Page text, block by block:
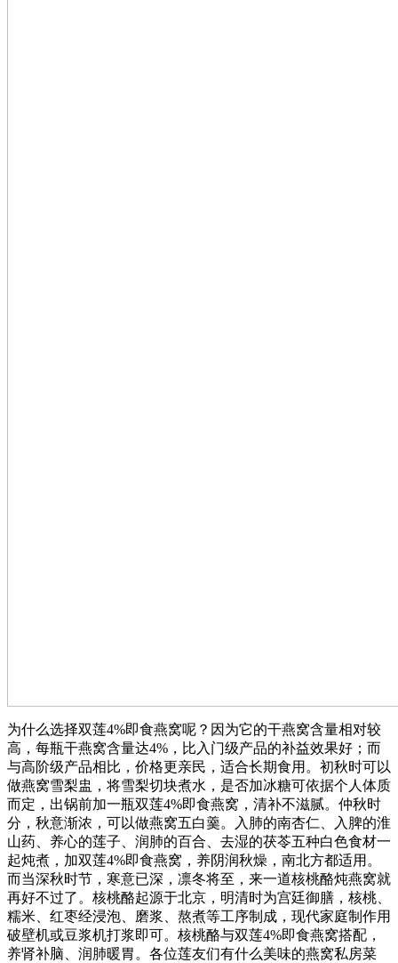
为什么选择双莲4%即食燕窝呢？因为它的干燕窝含量相对较
高，每瓶干燕窝含量达4%，比入门级产品的补益效果好；而
与高阶级产品相比，价格更亲民，适合长期食用。初秋时可以
做燕窝雪梨盅，将雪梨切块煮水，是否加冰糖可依据个人体质
而定，出锅前加一瓶双莲4%即食燕窝，清补不滋腻。仲秋时
分，秋意渐浓，可以做燕窝五白羹。入肺的南杏仁、入脾的淮
山药、养心的莲子、润肺的百合、去湿的茯苓五种白色食材一
起炖煮，加双莲4%即食燕窝，养阴润秋燥，南北方都适用。
而当深秋时节，寒意已深，凛冬将至，来一道核桃酪炖燕窝就
再好不过了。核桃酪起源于北京，明清时为宫廷御膳，核桃、
糯米、红枣经浸泡、磨浆、熬煮等工序制成，现代家庭制作用
破壁机或豆浆机打浆即可。核桃酪与双莲4%即食燕窝搭配，
养肾补脑、润肺暖胃。各位莲友们有什么美味的燕窝私房菜